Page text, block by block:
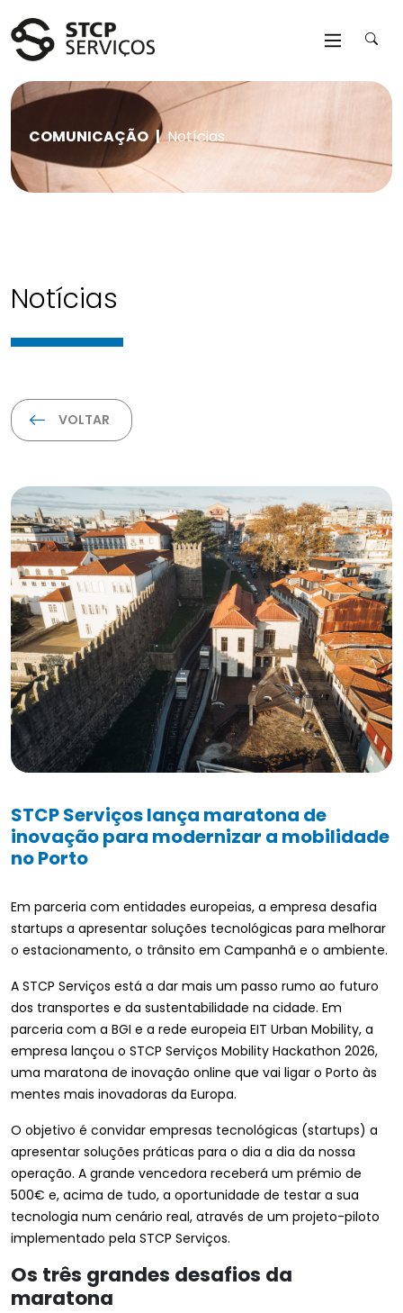
COMUNICAÇÃO Notícias
Notícias
VOLTAR
STCP Serviços lança maratona de
inovação para modernizar a mobilidade
no Porto
Em parceria com entidades europeias, a empresa desafia
startups a apresentar soluções tecnológicas para melhorar
o estacionamento, o trânsito em Campanhã e o ambiente.
A STCP Serviços está a dar mais um passo rumo ao futuro
dos transportes e da sustentabilidade na cidade. Em
parceria com a BGI e a rede europeia EIT Urban Mobility, a
empresa lançou o STCP Serviços Mobility Hackathon 2026,
uma maratona de inovação online que vai ligar o Porto às
mentes mais inovadoras da Europa.
O objetivo é convidar empresas tecnológicas (startups) a
apresentar soluções práticas para o dia a dia da nossa
operação. A grande vencedora receberá um prémio de
500€ e, acima de tudo, a oportunidade de testar a sua
tecnologia num cenário real, através de um projeto-piloto
implementado pela STCP Serviços.
Os três grandes desafios da
maratona